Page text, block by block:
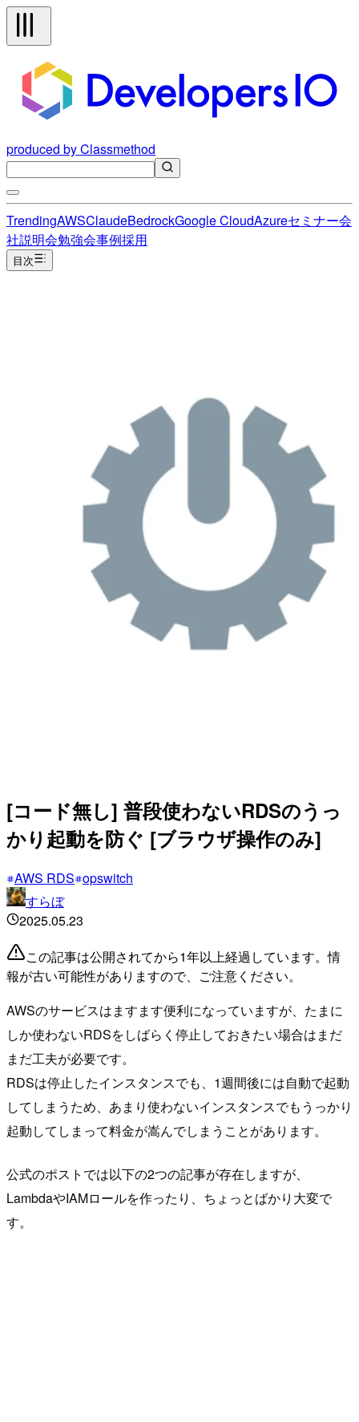
produced by Classmethod
TrendingAWSClaudeBedrockGoogle CloudAzureセミナー会
社説明会勉強会事例採用
目次
[コード無し] 普段使わないRDSのうっ
かり起動を防ぐ [ブラウザ操作のみ]
AWS RDS opswitch
すらぼ
2025.05.23
この記事は公開されてから1年以上経過しています。情
報が古い可能性がありますので、ご注意ください。
AWSのサービスはますます便利になっていますが、たまに
しか使わないRDSをしばらく停止しておきたい場合はまだ
まだ工夫が必要です。
RDSは停止したインスタンスでも、1週間後には自動で起動
してしまうため、あまり使わないインスタンスでもうっかり
起動してしまって料金が嵩んでしまうことがあります。
公式のポストでは以下の2つの記事が存在しますが、
LambdaやIAMロールを作ったり、ちょっとばかり大変で
す。